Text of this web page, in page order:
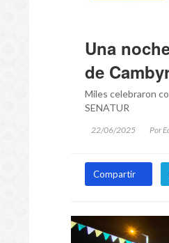
Una
de
Miles celebraron
SENATUR
22/06/2025 Por
Compartir